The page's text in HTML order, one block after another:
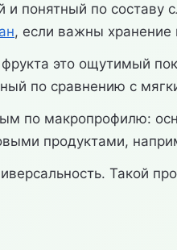
понятный по
, если важны хранение
это ощутимый
по сравнению с
по макропрофилю:
продуктами,
Такой